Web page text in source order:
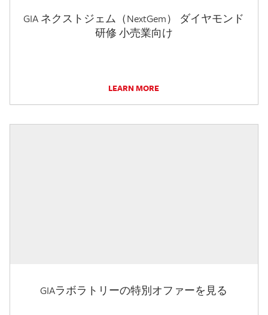
GIA ネクストジェム（NextGem） ダイヤモンド
研修 小売業向け
LEARN MORE
GIAラボラトリーの特別オファーを見る